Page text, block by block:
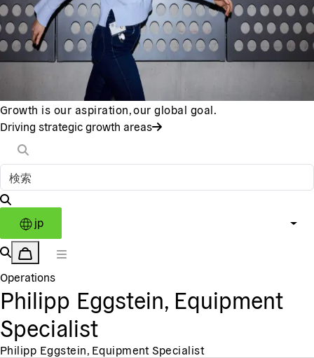
Growth is our aspiration, our global goal.
Driving strategic growth areas
jp
Operations
Philipp Eggstein, Equipment
Specialist
Philipp Eggstein, Equipment Specialist